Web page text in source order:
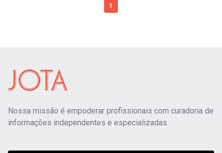
1
Nossa missão é empoderar profissionais com curadoria de
informações independentes e especializadas.